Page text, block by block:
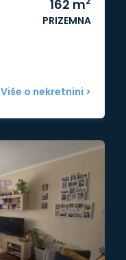
162 m
PRIZEMNA
Više o nekretnini >